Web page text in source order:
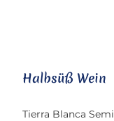
Halbsüß Wein
Tierra Blanca